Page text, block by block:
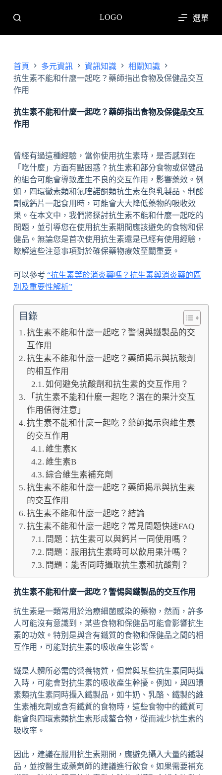
至
主
容
LOGO 選單
首頁 多元資訊 資訊知識
相關知識
抗生素不能和什麼一起吃？藥師指出食物及保健品交互
作用
抗生素不能和什麼一起吃？藥師指出食物及保健品交互
作用
曾經有過這種經驗，當你使用抗生素時，是否感到在
「吃什麼」方面有點困惑？抗生素和部分食物或保健品
的組合可能會導致產生不良的交互作用，影響藥效。例
如，四環黴素類和氟喹諾酮類抗生素在與乳製品、制酸
劑或鈣片一起食用時，可能會大大降低藥物的吸收效
果。在本文中，我們將探討抗生素不能和什麼一起吃的
問題，並引導您在使用抗生素期間應該避免的食物和保
健品。無論您是首次使用抗生素還是已經有使用經驗，
瞭解這些注意事項對於確保藥物療效至關重要。
可以參考 “抗生素等於消炎藥嗎？抗生素與消炎藥的區
別及重要性解析”
目錄
抗生素不能和什麼一起吃？警惕與鐵製品的交
互作用
抗生素不能和什麼一起吃？藥師揭示與抗酸劑
的相互作用
如何避免抗酸劑和抗生素的交互作用？
「抗生素不能和什麼一起吃？潛在的果汁交互
作用值得注意」
抗生素不能和什麼一起吃？藥師揭示與維生素
的交互作用
維生素K
維生素B
綜合維生素補充劑
抗生素不能和什麼一起吃？藥師揭示與抗生素
的交互作用
抗生素不能和什麼一起吃？結論
抗生素不能和什麼一起吃？常見問題快速FAQ
問題：抗生素可以與鈣片一同使用嗎？
問題：服用抗生素時可以飲用果汁嗎？
問題：能否同時攝取抗生素和抗酸劑？
抗生素不能和什麼一起吃？警惕與鐵製品的交互作用
抗生素是一類常用於治療細菌感染的藥物，然而，許多
人可能沒有意識到，某些食物和保健品可能會影響抗生
素的功效。特別是與含有鐵質的食物和保健品之間的相
互作用，可能對抗生素的吸收產生影響。
鐵是人體所必需的營養物質，但當與某些抗生素同時攝
入時，可能會對抗生素的吸收產生幹擾。例如，與四環
素類抗生素同時攝入鐵製品，如牛奶、乳酪、鐵製的維
生素補充劑或含有鐵質的食物時，這些食物中的鐵質可
能會與四環素類抗生素形成螯合物，從而減少抗生素的
吸收率。
因此，建議在服用抗生素期間，應避免攝入大量的鐵製
品，並按醫生或藥劑師的建議進行飲食。如果需要補充